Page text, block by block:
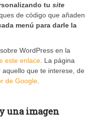
tu site
de código que añaden
menú para darle la
WordPress en la
este enlace . La página
que te interese, de
de Google
una imagen